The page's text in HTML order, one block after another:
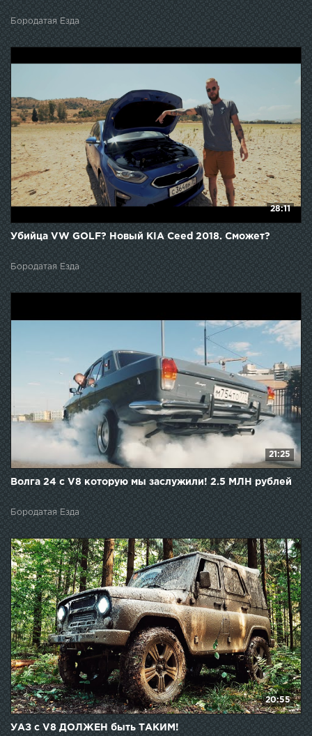
Бородатая Езда
28:11
Убийца VW GOLF? Новый KIA Ceed 2018. Сможет?
Бородатая Езда
21:25
Волга 24 с V8 которую мы заслужили! 2.5 МЛН рублей
Бородатая Езда
20:55
УАЗ с V8 ДОЛЖЕН быть ТАКИМ!